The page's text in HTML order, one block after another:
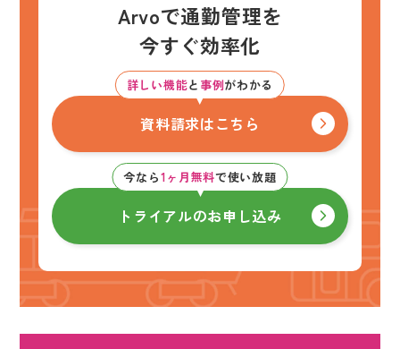
Arvoで通勤管理を
今すぐ効率化
詳しい機能と 事例がわかる
資料請求はこちら
今なら1ヶ月無料で使い放題
トライアルのお申し込み